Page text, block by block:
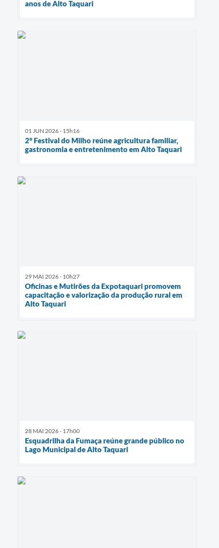
anos de Alto Taquari
01 JUN 2026 - 15h16
2° Festival do Milho reúne agricultura familiar,
gastronomia e entretenimento em Alto Taquari
29 MAI 2026 - 10h27
Oficinas e Mutirões da Expotaquari promovem
capacitação e valorização da produção rural em
Alto Taquari
28 MAI 2026 - 17h00
Esquadrilha da Fumaça reúne grande público no
Lago Municipal de Alto Taquari